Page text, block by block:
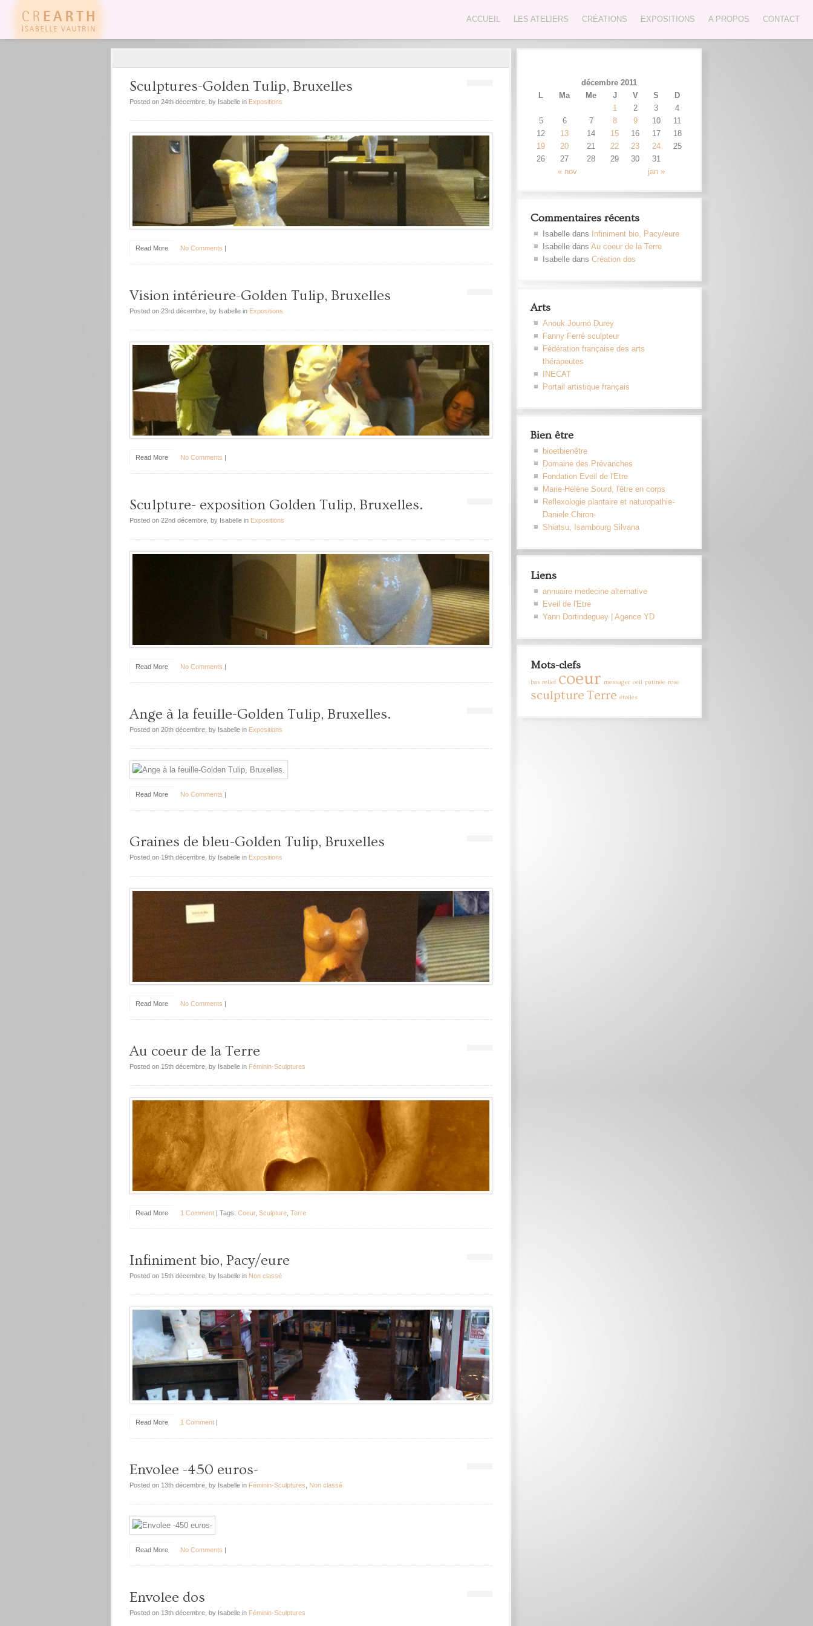
ACCUEIL LES ATELIERS CRÉATIONS EXPOSITIONS A PROPOS CONTACT
Sculptures-Golden Tulip, Bruxelles
Posted on 24th décembre, by Isabelle in Expositions
Read More No Comments |
Vision intérieure-Golden Tulip, Bruxelles
Posted on 23rd décembre, by Isabelle in Expositions
Read More No Comments |
Sculpture- exposition Golden Tulip, Bruxelles.
Posted on 22nd décembre, by Isabelle in Expositions
Read More No Comments |
Ange à la feuille-Golden Tulip, Bruxelles.
Posted on 20th décembre, by Isabelle in Expositions
Read More No Comments |
Graines de bleu-Golden Tulip, Bruxelles
Posted on 19th décembre, by Isabelle in Expositions
Read More No Comments |
Au coeur de la Terre
Posted on 15th décembre, by Isabelle in Féminin-Sculptures
Read More 1 Comment | Tags: Coeur, Sculpture Terre
Infiniment bio, Pacy/eure
Posted on 15th décembre, by Isabelle in Non classé
Read More 1 Comment |
Envolee -450 euros-
Posted on 13th décembre, by Isabelle in Féminin-Sculptures Non classé
Read More No Comments |
Envolee dos
Posted on 13th décembre, by Isabelle in Féminin-Sculptures
décembre 2011
L
Ma Me J V S D
« nov jan »
1 2 3
4
5
6 7 8 9 10
11
12
13 14 15 16 17
18
19
20 21 22 23 24
25
26
27 28 29 30 31
Commentaires récents
Isabelle dans
Infiniment bio, Pacy/eure
Isabelle dans Au coeur de la Terre
Isabelle dans Création dos
Arts
Anouk Journo Durey
Fanny Ferré sculpteur
Fédération française des arts
thérapeutes
INECAT
Portail artistique français
Bien être
bioetbienêtre
Domaine des Prévanches
Fondation Eveil de l'Etre
Marie-Hélène Sourd, l'être en corps
Reflexologie plantaire et naturopathie-
Daniele Chiron-
Shiatsu, Isambourg Silvana
Liens
annuaire medecine alternative
Eveil de l'Etre
Yann Dortindeguey | Agence YD
Mots-clefs
bas relief coeur messager oeil patinée rose
sculpture Terre étoiles